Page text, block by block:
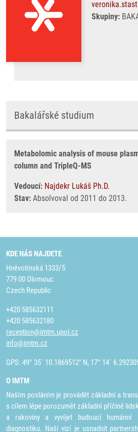
Skupiny:
Bakalářské studium
Metabolomic analysis of mouse
column and TripleQ-MS
Vedoucí: Najdekr Lukáš Ph.D.
Stav: Absolvoval od 2011 do 2013.
KDE NÁS NAJDETE
Hněvotínská 1333/5
779 00 Olomouc
Czech Republic
+420 585632111
+420 585632180
reception@imtm.upol.cz
info@imtm.cz
GPS: 49° 35´ 10.1869512" N, 17° 14´
O IMTM
Naším posláním je provádět základní a
s cílem lépe porozumět základní příčině
a rakoviny a vyvíjet budoucí humánní
diagnostiku. Naší vizí je usnadnit